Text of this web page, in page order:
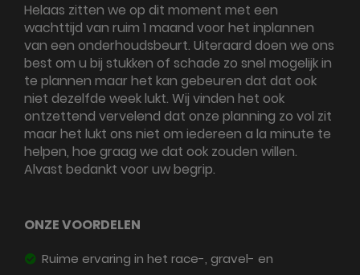
Helaas zitten we op dit moment met een
wachttijd van ruim 1 maand voor het inplannen
van een onderhoudsbeurt. Uiteraard doen we ons
best om u bij stukken of schade zo snel mogelijk in
te plannen maar het kan gebeuren dat dat ook
niet dezelfde week lukt. Wij vinden het ook
ontzettend vervelend dat onze planning zo vol zit
maar het lukt ons niet om iedereen a la minute te
helpen, hoe graag we dat ook zouden willen.
Alvast bedankt voor uw begrip.
ONZE VOORDELEN
Ruime ervaring in het race-, gravel- en